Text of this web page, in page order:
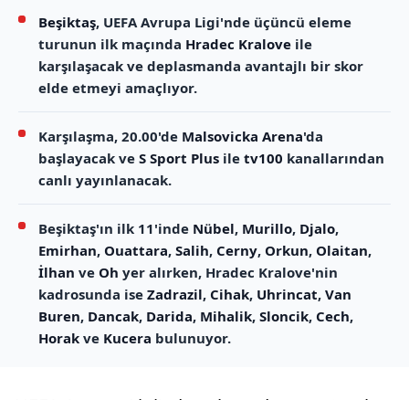
Beşiktaş, UEFA Avrupa Ligi'nde üçüncü eleme
turunun ilk maçında Hradec Kralove ile
karşılaşacak ve deplasmanda avantajlı bir skor
elde etmeyi amaçlıyor.
Karşılaşma, 20.00'de Malsovicka Arena'da
başlayacak ve S Sport Plus ile tv100 kanallarından
canlı yayınlanacak.
Beşiktaş'ın ilk 11'inde Nübel, Murillo, Djalo,
Emirhan, Ouattara, Salih, Cerny, Orkun, Olaitan,
İlhan ve Oh yer alırken, Hradec Kralove'nin
kadrosunda ise Zadrazil, Cihak, Uhrincat, Van
Buren, Dancak, Darida, Mihalik, Sloncik, Cech,
Horak ve Kucera bulunuyor.